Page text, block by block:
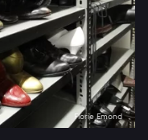
Florie Emond